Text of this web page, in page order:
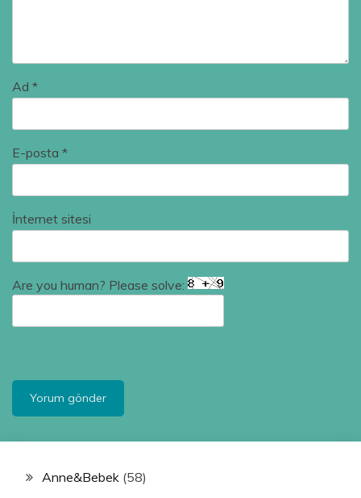
Ad *
E-posta *
İnternet sitesi
Are you human? Please solve:
Anne&Bebek (58)